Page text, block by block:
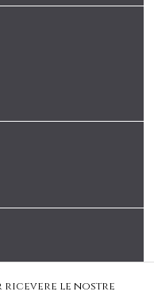
le nostre